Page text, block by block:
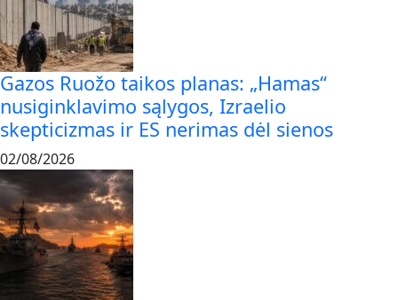
Gazos Ruožo taikos planas: „Hamas“
nusiginklavimo sąlygos, Izraelio
skepticizmas ir ES nerimas dėl sienos
02/08/2026